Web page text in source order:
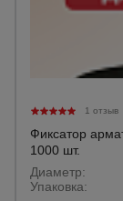
1 отзыв
Фиксатор
1000 шт.
Диаметр:
Упаковка: